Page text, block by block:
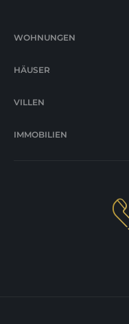
WOHNUNGEN
HÄUSER
VILLEN
IMMOBILIEN